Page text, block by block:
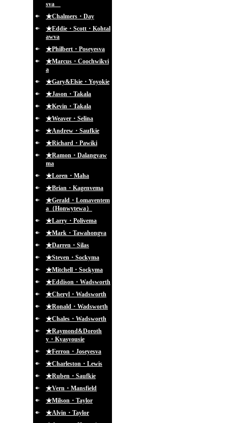
sva
★Chalmers・Day
★Eddie・Scott・Kohtal
awva
★Philbert・Poseyesva
★Marcus・Coochwikvi
a
★Gary&Elsie・Yoyokie
★Jason・Takala
★Kevin・Takala
★Weaver・Selina
★Andrew・Saufkie
★Richard・Pawiki
★Ramon・Dalangyaw
ma
★Loren・Maha
★Brian・Kagenvema
★Gerald・Lomaventem
a（Honwytewa）
★Larry・Polivema
★Mark・Tawahongva
★Darren・Silas
★Steven・Sockyma
★Mitchell・Sockyma
★Eddison・Wadsworth
★Cheryl・Wadsworth
★Ronald・Wadsworth
★Chales・Wadsworth
★Raymond&Doroth
y・Kyasyousie
★Ferron・Joseyesva
★Charleston・Lewis
★Ruben・Saufkie
★Vern・Mansfield
★Milson・Taylor
★Alvin・Taylor